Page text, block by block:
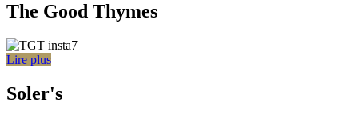
The Good Thymes
Lire plus
Soler's